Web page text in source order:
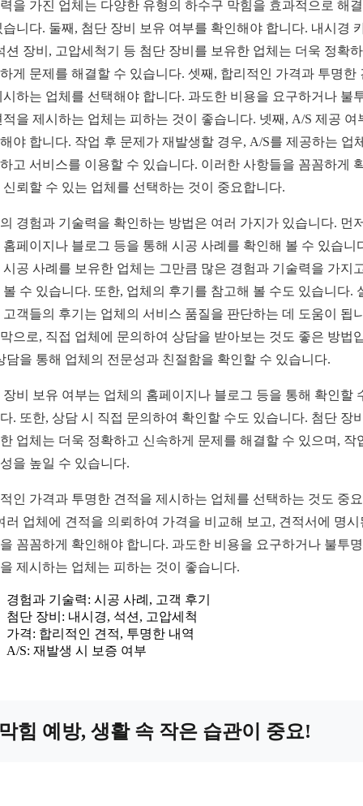
을 가진 업체는 다양한 유형의 하수구 막힘을 효과적으로 해
습니다. 둘째, 첨단 장비 보유 여부를 확인해야 합니다. 내시경
션 장비, 고압세척기 등 첨단 장비를 보유한 업체는 더욱 정확
게 문제를 해결할 수 있습니다. 셋째, 합리적인 가격과 투명한
시하는 업체를 선택해야 합니다. 과도한 비용을 요구하거나 불
적을 제시하는 업체는 피하는 것이 좋습니다. 넷째, A/S 제공 여
야 합니다. 작업 후 문제가 재발생할 경우, A/S를 제공하는 업
고 서비스를 이용할 수 있습니다. 이러한 사항들을 꼼꼼하게
신뢰할 수 있는 업체를 선택하는 것이 중요합니다.
경험과 기술력을 확인하는 방법은 여러 가지가 있습니다. 먼
홈페이지나 블로그 등을 통해 시공 사례를 확인해 볼 수 있습니
시공 사례를 보유한 업체는 그만큼 많은 경험과 기술력을 가지
볼 수 있습니다. 또한, 업체의 후기를 참고해 볼 수도 있습니다.
고객들의 후기는 업체의 서비스 품질을 판단하는 데 도움이 됩
으로, 직접 업체에 문의하여 상담을 받아보는 것도 좋은 방법
담을 통해 업체의 전문성과 친절함을 확인할 수 있습니다.
장비 보유 여부는 업체의 홈페이지나 블로그 등을 통해 확인할
. 또한, 상담 시 직접 문의하여 확인할 수도 있습니다. 첨단 장
업체는 더욱 정확하고 신속하게 문제를 해결할 수 있으며, 작
을 높일 수 있습니다.
인 가격과 투명한 견적을 제시하는 업체를 선택하는 것도 중
러 업체에 견적을 의뢰하여 가격을 비교해 보고, 견적서에 명시
꼼꼼하게 확인해야 합니다. 과도한 비용을 요구하거나 불투
제시하는 업체는 피하는 것이 좋습니다.
경험과 기술력: 시공 사례, 고객 후기
첨단 장비: 내시경, 석션, 고압세척
가격: 합리적인 견적, 투명한 내역
A/S: 재발생 시 보증 여부
힘 예방, 생활 속 작은 습관이 중요!